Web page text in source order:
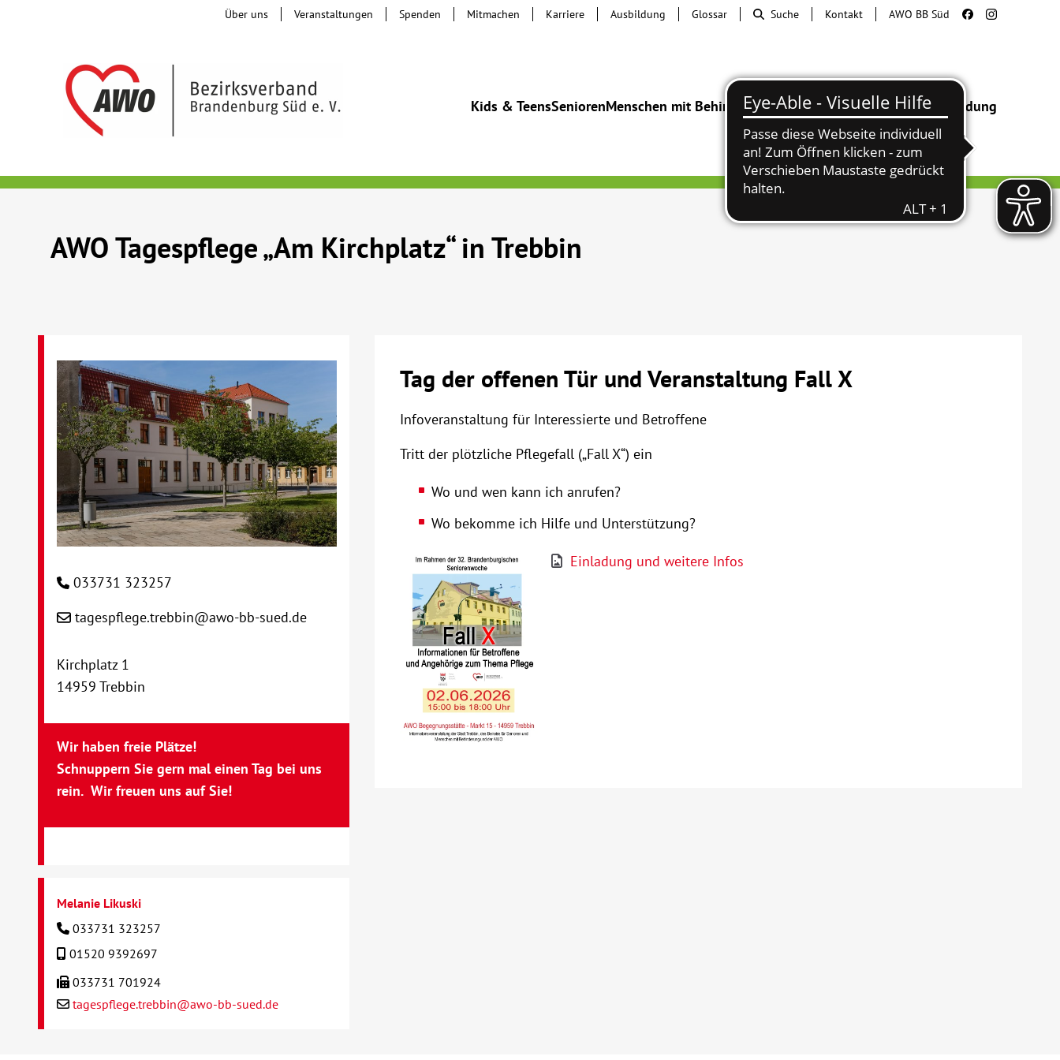
Kids & TeensSeniorenMenschen mit BehinderungBeratung & HilfeBegegnung Bildung
Über uns Veranstaltungen Spenden Mitmachen Karriere Ausbildung Glossar Suche Kontakt AWO BB Süd
AWO Tagespflege „Am Kirchplatz“ in Trebbin
Tag der offenen Tür und Veranstaltung Fall X
Infoveranstaltung für Interessierte und Betroffene
Tritt der plötzliche Pflegefall („Fall X“) ein
Wo und wen kann ich anrufen?
Wo bekomme ich Hilfe und Unterstützung?
Einladung und weitere Infos
033731 323257
tagespflege.trebbin@awo-bb-sued.de
Kirchplatz 1
14959 Trebbin
Wir haben freie Plätze!
Schnuppern Sie gern mal einen Tag bei uns
rein. Wir freuen uns auf Sie!
Melanie Likuski
033731 323257
01520 9392697
033731 701924
tagespflege.trebbin@awo-bb-sued.de